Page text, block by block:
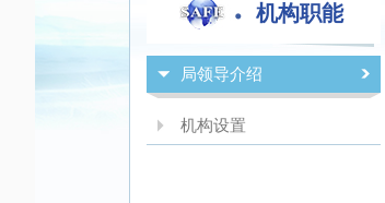
机构职能
局领导介绍
机构设置